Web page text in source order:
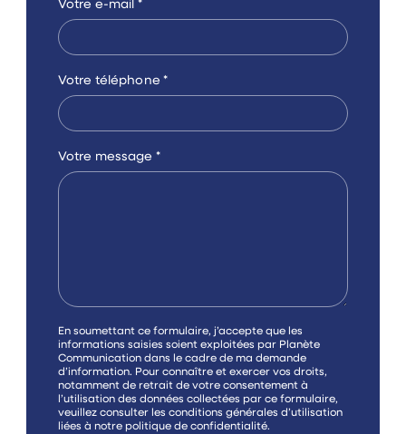
Votre e-mail *
Votre téléphone *
Votre message *
C
a
s
e
s
à
c
o
En soumettant ce formulaire, j’accepte que les
informations saisies soient exploitées par Planète
Communication dans le cadre de ma demande
d’information. Pour connaître et exercer vos droits,
notamment de retrait de votre consentement à
l’utilisation des données collectées par ce formulaire,
veuillez consulter les conditions générales d’utilisation
liées à notre politique de confidentialité.